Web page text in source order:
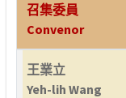
召集委員
Convenor
王業立
Yeh-lih Wang